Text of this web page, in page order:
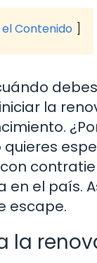
Contenido
la
en el país.
escape.
la